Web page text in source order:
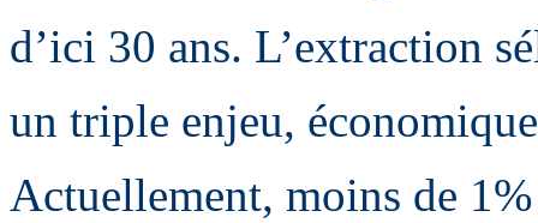
d’ici 30 ans. L’extraction
un triple enjeu,
Actuellement, moins de